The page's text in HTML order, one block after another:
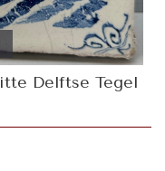
Delftse Tegel